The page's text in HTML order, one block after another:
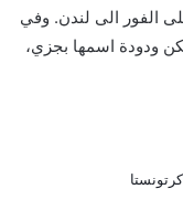
الفور الى لندن. وفي
ودودة اسمها بجزي،
كرتونستا